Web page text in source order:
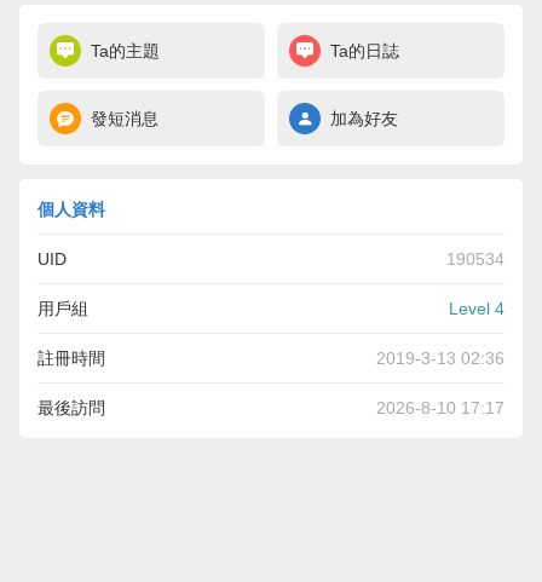
Ta的主題 Ta的日誌
發短消息 加為好友
個人資料
UID 190534
用戶組 Level 4
註冊時間 2019-3-13 02:36
最後訪問 2026-8-10 17:17